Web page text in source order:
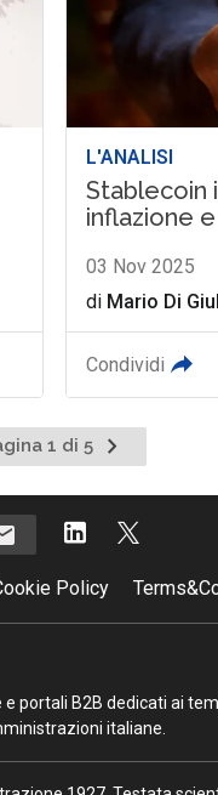
L'ANALISI
Stablecoin
inflazione
03 Nov 2025
di Mario Di
Condividi
1 di 5
Pagina
successiva
Policy
portali B2B dedicati ai
italiane.